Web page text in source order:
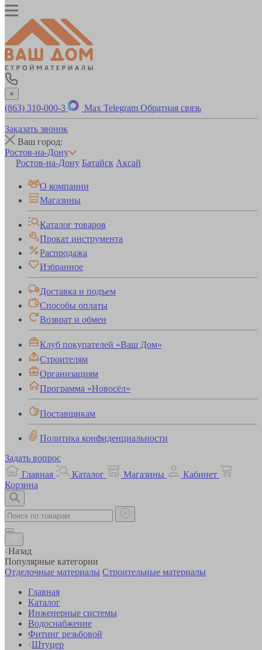
×
(863) 310-000-3 Max Telegram Обратная связь
Заказать звонок
Ваш город:
Ростов-на-Дону
Ростов-на-Дону Батайск Аксай
О компании
Магазины
Каталог товаров
Прокат инструмента
Распродажа
Избранное
Доставка и подъем
Способы оплаты
Возврат и обмен
Клуб покупателей «Ваш Дом»
Строителям
Организациям
Программа «Новосёл»
Поставщикам
Политика конфиденциальности
Задать вопрос
Главная
Каталог Магазины
Кабинет
Корзина
Назад
Популярные категории
Отделочные материалы Строительные материалы
Главная
Каталог
Инженерные системы
Водоснабжение
Фитинг резьбовой
Штуцер